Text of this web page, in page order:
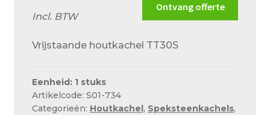
Ontvang offerte
Incl. BTW
Vrijstaande houtkachel TT30S
Eenheid: 1 stuks
Artikelcode: S01-734
Categorieën: Houtkachel, Speksteenkachels,